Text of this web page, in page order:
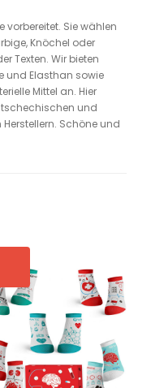
vorbereitet. Sie wählen
Knöchel oder
Texten. Wir bieten
und Elasthan sowie
Mittel an. Hier
tschechischen und
Schöne und